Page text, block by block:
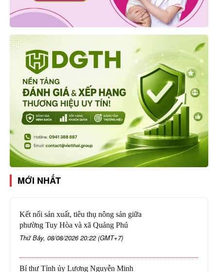
MỚI NHẤT
Kết nối sản xuất, tiêu thụ nông sản giữa
phường Tuy Hòa và xã Quảng Phú
Thứ Bảy, 08/08/2026 20:22 (GMT+7)
Bí thư Tỉnh ủy Lương Nguyễn Minh